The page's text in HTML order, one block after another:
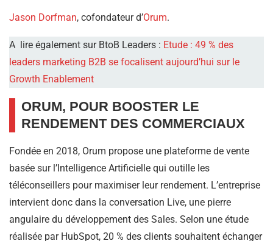
Jason Dorfman, cofondateur d’Orum.
A lire également sur BtoB Leaders : Etude : 49 % des
leaders marketing B2B se focalisent aujourd’hui sur le
Growth Enablement
ORUM, POUR BOOSTER LE
RENDEMENT DES COMMERCIAUX
Fondée en 2018, Orum propose une plateforme de vente
basée sur l’Intelligence Artificielle qui outille les
téléconseillers pour maximiser leur rendement. L’entreprise
intervient donc dans la conversation Live, une pierre
angulaire du développement des Sales. Selon une étude
réalisée par HubSpot, 20 % des clients souhaitent échanger